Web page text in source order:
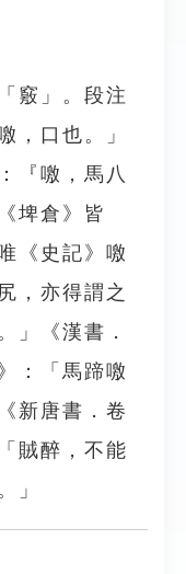
竅」。段注
，口也。」
『噭，馬八
埤倉》皆
《史記》噭
，亦得謂之
《漢書．
：「馬蹄噭
新唐書．卷
賊醉，不能
」